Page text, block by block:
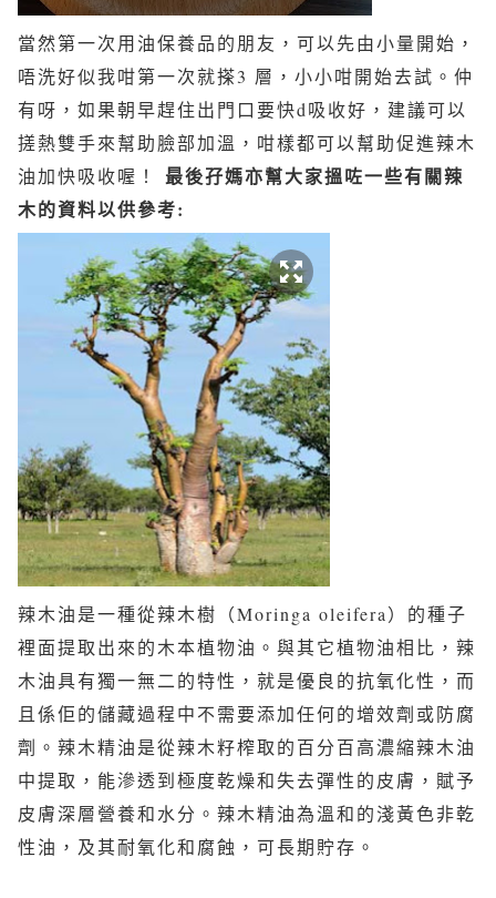
當然第一次用油保養品的朋友，可以先由小量開始，
唔洗好似我咁第一次就搽3 層，小小咁開始去試。仲
有呀，如果朝早趕住出門口要快d吸收好，建議可以
搓熱雙手來幫助臉部加溫，咁樣都可以幫助促進辣木
油加快吸收喔！
最後孖媽亦幫大家搵咗一些有關辣
木的資料以供參考:
辣木油是一種從辣木樹（Moringa oleifera）的種子
裡面提取出來的木本植物油。與其它植物油相比，辣
木油具有獨一無二的特性，就是優良的抗氧化性，而
且係佢的儲藏過程中不需要添加任何的增效劑或防腐
劑。辣木精油是從辣木籽榨取的百分百高濃縮辣木油
中提取，能滲透到極度乾燥和失去彈性的皮膚，賦予
皮膚深層營養和水分。辣木精油為溫和的淺黃色非乾
性油，及其耐氧化和腐蝕，可長期貯存。